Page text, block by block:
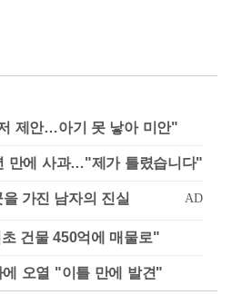
제안…아기 못 낳아 미안"
만에 사과…"제가 틀렸습니다"
건물 450억에 매물로"
오열 "이틀 만에 발견"